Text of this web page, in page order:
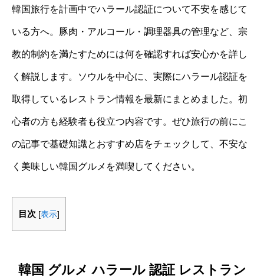
韓国旅行を計画中でハラール認証について不安を感じて
いる方へ。豚肉・アルコール・調理器具の管理など、宗
教的制約を満たすためには何を確認すれば安心かを詳し
く解説します。ソウルを中心に、実際にハラール認証を
取得しているレストラン情報を最新にまとめました。初
心者の方も経験者も役立つ内容です。ぜひ旅行の前にこ
の記事で基礎知識とおすすめ店をチェックして、不安な
く美味しい韓国グルメを満喫してください。
目次 [表示]
韓国 グルメ ハラール 認証 レストラン